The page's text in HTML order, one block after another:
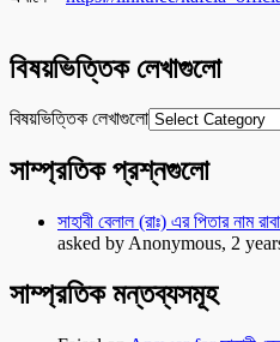
বিষয়ভিত্তিক লেখাগুলো
বিষয়ভিত্তিক লেখাগুলো
সাম্প্রতিক প্রশ্নগুলো
সাহাবী বেলাল (রাঃ) এর পিতার নাম
asked by Anonymous, 2
সাম্প্রতিক মন্তব্যসমূহ